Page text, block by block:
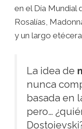
en el Día Mundial
Rosalías,
y un largo
La idea de
nunca
basada en
pero…